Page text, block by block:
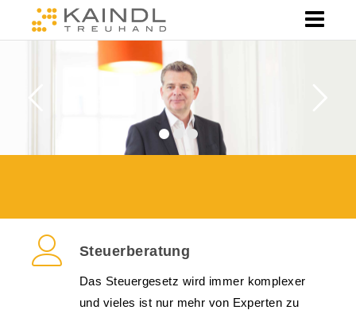
Steuerberatung
Das Steuergesetz wird immer komplexer
und vieles ist nur mehr von Experten zu